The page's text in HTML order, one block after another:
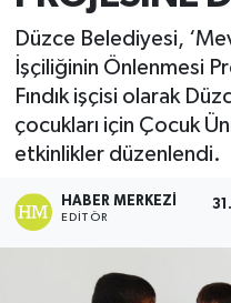
Düzce Belediyesi,
İşçiliğinin Önlenmesi
Fındık işçisi olarak
çocukları için Çocuk
etkinlikler düzenlendi.
HABER MERKEZI
EDITÖR
Video Galeri
Tüm Manşetler
Son Dakika
Haber Arşivi